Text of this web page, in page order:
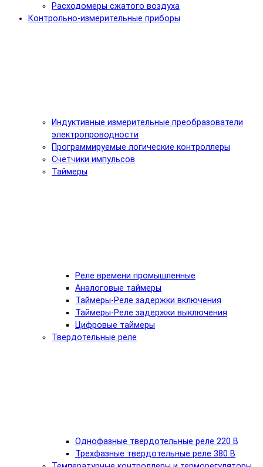
Расходомеры сжатого воздуха
Контрольно-измерительные приборы
Индуктивные измерительные преобразователи
электропроводности
Программируемые логические контроллеры
Счетчики импульсов
Таймеры
Реле времени промышленные
Аналоговые таймеры
Таймеры-Реле задержки включения
Таймеры-Реле задержки выключения
Цифровые таймеры
Твердотельные реле
Однофазные твердотельные реле 220 В
Трехфазные твердотельные реле 380 В